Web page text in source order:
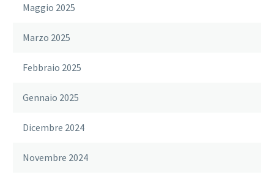
Maggio 2025
Marzo 2025
Febbraio 2025
Gennaio 2025
Dicembre 2024
Novembre 2024